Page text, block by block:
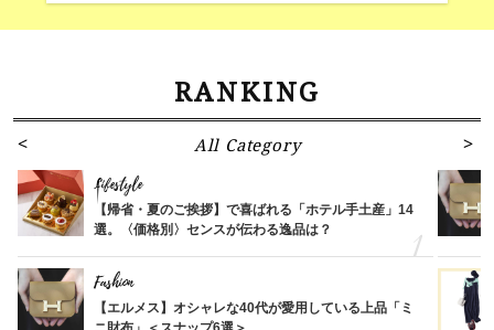
RANKING
All Category
Lifestyle
【帰省・夏のご挨拶】で喜ばれる「ホテル手土産」14
選。〈価格別〉センスが伝わる逸品は？
Fashion
【エルメス】オシャレな40代が愛用している上品「ミ